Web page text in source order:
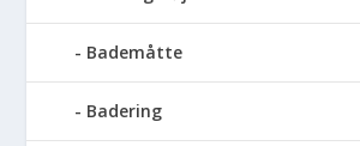
Bademåtte
Badering